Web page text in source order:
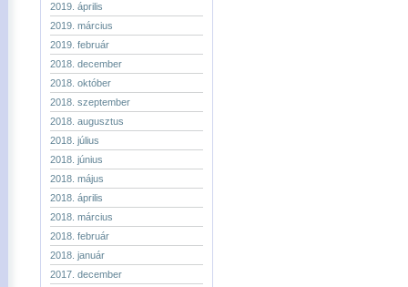
2019. április
2019. március
2019. február
2018. december
2018. október
2018. szeptember
2018. augusztus
2018. július
2018. június
2018. május
2018. április
2018. március
2018. február
2018. január
2017. december